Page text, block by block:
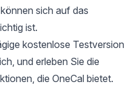
sich auf das
ist.
kostenlose Testversion
und erleben Sie die
die OneCal bietet.